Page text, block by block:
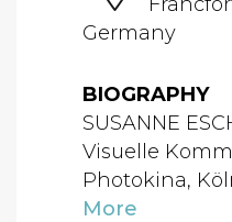
Germany
BIOGRAPHY
SUSANNE
Visuelle
Photokina,
More